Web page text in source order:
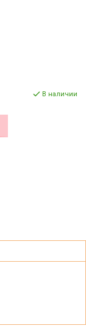
В наличии